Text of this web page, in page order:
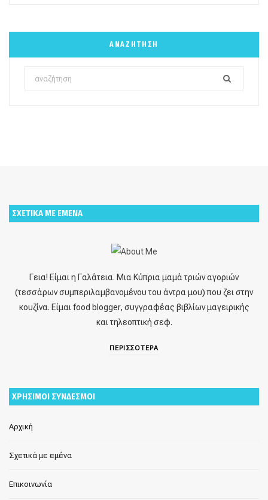
ΑΝΑΖΉΤΗΣΗ
Search
for:
ΣΧΕΤΙΚΑ ΜΕ ΕΜΕΝΑ
Γεια! Είμαι η Γαλάτεια. Μια Κύπρια μαμά τριών αγοριών
(τεσσάρων συμπεριλαμβανομένου του άντρα μου) που ζει στην
κουζίνα. Είμαι food blogger, συγγραφέας βιβλίων μαγειρικής
και τηλεοπτική σεφ.
ΠΕΡΙΣΣΟΤΕΡΑ
ΧΡΗΣΙΜΟΙ ΣΥΝΔΕΣΜΟΙ
Αρχική
Σχετικά με εμένα
Επικοινωνία